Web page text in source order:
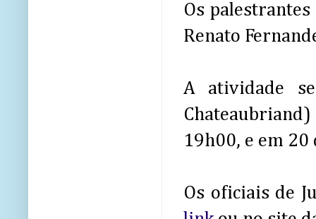
Os
Renato
A atividade
19h00, e em
Os oficiais de